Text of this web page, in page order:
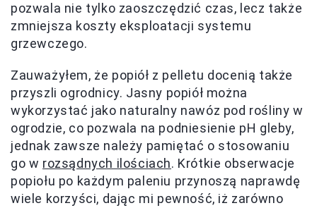
pozwala nie tylko zaoszczędzić czas, lecz także
zmniejsza koszty eksploatacji systemu
grzewczego.
Zauważyłem, że popiół z pelletu docenią także
przyszli ogrodnicy. Jasny popiół można
wykorzystać jako naturalny nawóz pod rośliny w
ogrodzie, co pozwala na podniesienie pH gleby,
jednak zawsze należy pamiętać o stosowaniu
go w rozsądnych ilościach. Krótkie obserwacje
popiołu po każdym paleniu przynoszą naprawdę
wiele korzyści, dając mi pewność, iż zarówno